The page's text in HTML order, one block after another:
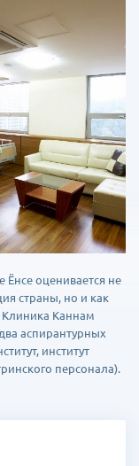
Ёнсе оценивается не
страны, но и как
Каннам
аспирантурных
институт
персонала).
имея хорошо
35
Корее, здесь